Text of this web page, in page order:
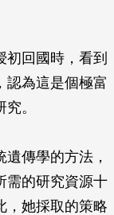
回國時，看到
認為這是個極富
。
傳學的方法，
需的研究資源十
，她採取的策略